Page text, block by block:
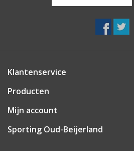
Klantenservice
Producten
Mijn account
Sporting Oud-Beijerland